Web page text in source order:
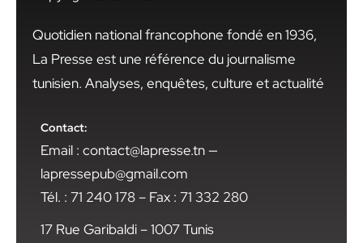
Quotidien national francophone fondé en 1936,
La Presse est une référence du journalisme
tunisien. Analyses, enquêtes, culture et actualité
Contact:
Email : contact@lapresse.tn —
lapressepub@gmail.com
Tél. : 71 240 178 – Fax : 71 332 280
17 Rue Garibaldi – 1007 Tunis